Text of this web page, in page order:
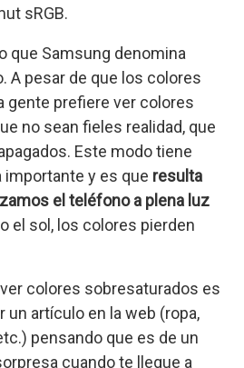
sRGB.
que Samsung denomina
A pesar de que los colores
gente prefiere ver colores
no sean fieles realidad, que
Este modo tiene
importante y es que resulta
el teléfono a plena luz
el sol, los colores pierden
colores sobresaturados es
un artículo en la web (ropa,
pensando que es de un
cuando te llegue a